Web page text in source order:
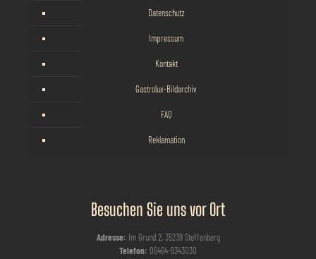
Datenschutz
Impressum
Kontakt
Gastrolux-Bildarchiv
FAQ
Reklamation
Besuchen Sie uns vor Ort
Adresse: Im Grund 2, 35239 Steffenberg
Telefon: 06464-9343030